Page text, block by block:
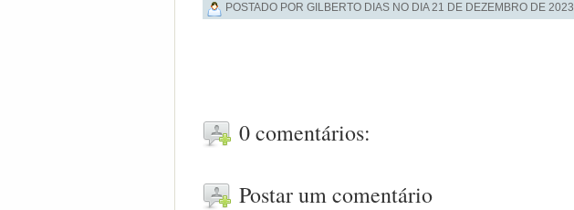
POSTADO POR GILBERTO DIAS NO DIA21 DE DEZEMBRO DE 2023
0 comentários:
Postar um comentário